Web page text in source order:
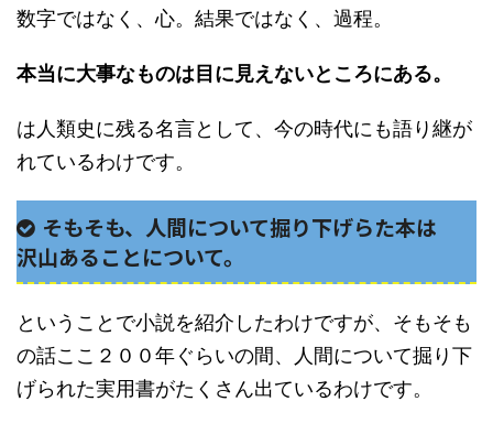
数字ではなく、心。結果ではなく、過程。
本当に大事なものは目に見えないところにある。
は人類史に残る名言として、今の時代にも語り継が
れているわけです。
そもそも、人間について掘り下げらた本は
沢山あることについて。
ということで小説を紹介したわけですが、そもそも
の話ここ２００年ぐらいの間、人間について掘り下
げられた実用書がたくさん出ているわけです。